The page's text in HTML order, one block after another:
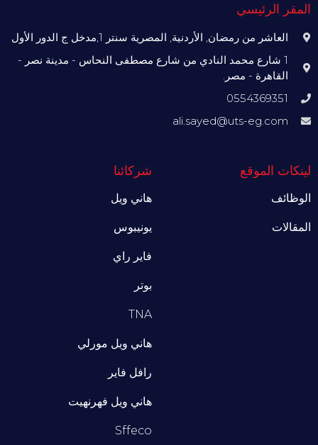
المقر الرئيسي
العاشر من رمضان, الأردنية, المصرية سنتر 1,مدخل ج الدور الأول
1 شارع محمد النادي من شارع مصطفى النحاس - مدينة نصر -
القاهرة - مصر.
0554369351
ali.sayed@uts-eg.com
لينكات الموقع
الوظائف
المقالات
شركائنا
هاني ويل
يونيبوس
فاير راي
بوتر
TNA
هاني ويل مورلي
رافل فاير
هاني ويل فهرنهيت
Sffeco